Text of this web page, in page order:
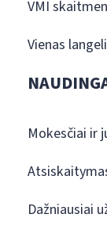
VMI
Vienas
Mokesčiai ir
Dažniausiai